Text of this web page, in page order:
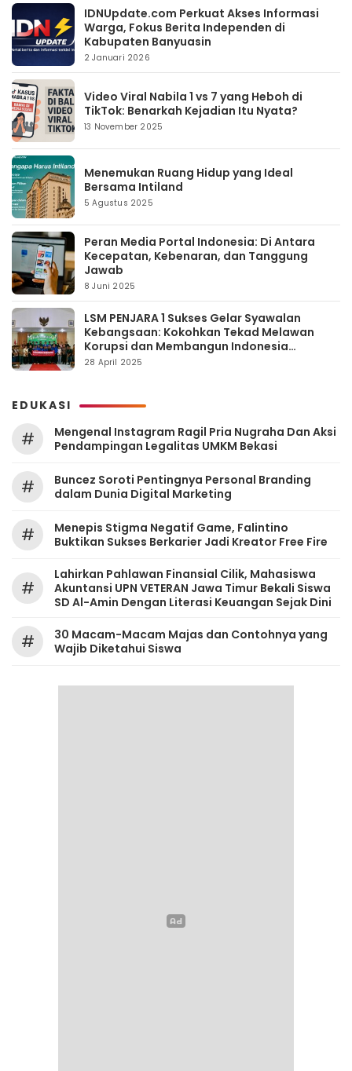
IDNUpdate.com Perkuat Akses Informasi
Warga, Fokus Berita Independen di
Kabupaten Banyuasin
2 Januari 2026
Video Viral Nabila 1 vs 7 yang Heboh di
TikTok: Benarkah Kejadian Itu Nyata?
13 November 2025
Menemukan Ruang Hidup yang Ideal
Bersama Intiland
5 Agustus 2025
Peran Media Portal Indonesia: Di Antara
Kecepatan, Kebenaran, dan Tanggung
Jawab
8 Juni 2025
LSM PENJARA 1 Sukses Gelar Syawalan
Kebangsaan: Kokohkan Tekad Melawan
Korupsi dan Membangun Indonesia
Berintegritas
28 April 2025
EDUKASI
#
Mengenal Instagram Ragil Pria Nugraha Dan Aksi
Pendampingan Legalitas UMKM Bekasi
#
‎Buncez Soroti Pentingnya Personal Branding
dalam Dunia Digital Marketing
#
Menepis Stigma Negatif Game, Falintino
Buktikan Sukses Berkarier Jadi Kreator Free Fire
#
Lahirkan Pahlawan Finansial Cilik, Mahasiswa
Akuntansi UPN VETERAN Jawa Timur Bekali Siswa
SD Al-Amin Dengan Literasi Keuangan Sejak Dini
#
30 Macam-Macam Majas dan Contohnya yang
Wajib Diketahui Siswa